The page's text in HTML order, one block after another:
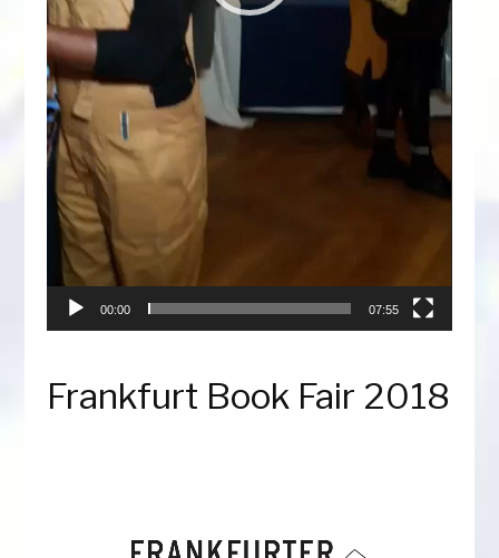
00:00 07:55
Frankfurt Book Fair 2018